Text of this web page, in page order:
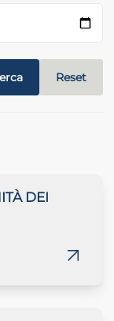
Reset
DEI